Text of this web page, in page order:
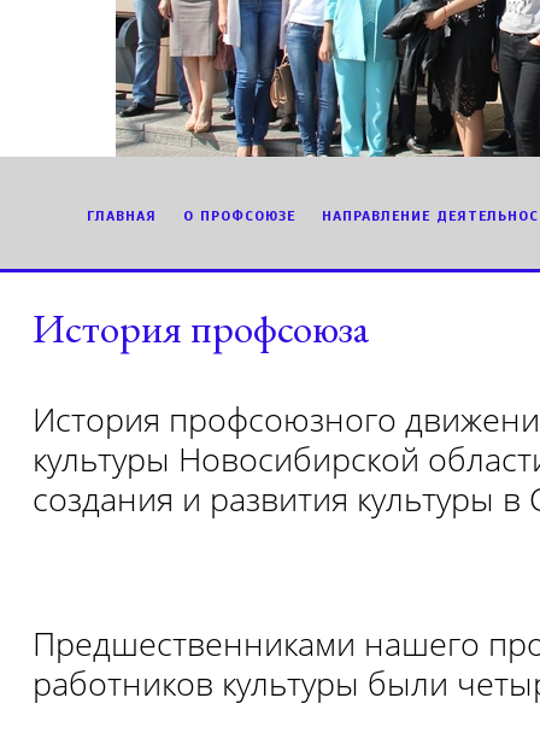
ГЛАВНАЯ О ПРОФСОЮЗЕ НАПРАВЛЕНИЕ
История профсоюза
История профсоюзного
культуры Новосибирской
создания и развития культуры
Предшественниками нашего
работников культуры были